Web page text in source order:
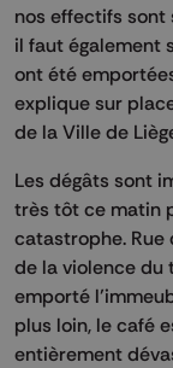
nos effectifs sont
il faut également
ont été
explique sur
de la Ville de
Les dégâts sont
très tôt ce matin
catastrophe. Rue
de la violence du
emporté
plus loin, le café
entièrement